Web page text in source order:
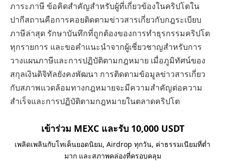
ภาระภาษี ข้อคิดสำคัญสำหรับผู้ที่เกี่ยวข้องในคริปโตใน
ปากีสถานคือการคอยติดตามข่าวสารเกี่ยวกับกฎระเบียบ
ภาษีล่าสุด รักษาบันทึกที่ถูกต้องของการทำธุรกรรมคริปโต
ทุกรายการ และขอคำแนะนำจากผู้เชี่ยวชาญสำหรับการ
วางแผนภาษีและการปฏิบัติตามกฎหมาย เมื่อภูมิทัศน์ของ
สกุลเงินดิจิทัลยังคงพัฒนา การติดตามข้อมูลข่าวสารเกี่ยว
กับสภาพแวดล้อมทางกฎหมายจะมีความสำคัญต่อความ
สำเร็จและการปฏิบัติตามกฎหมายในตลาดคริปโต
เข้าร่วม MEXC และรับ 10,000 USDT
เพลิดเพลินกับโทเค็นยอดนิยม, Airdrop ทุกวัน, ค่าธรรมเนียมที่ต่ำ
มาก และสภาพคล่องที่ครอบคลุม